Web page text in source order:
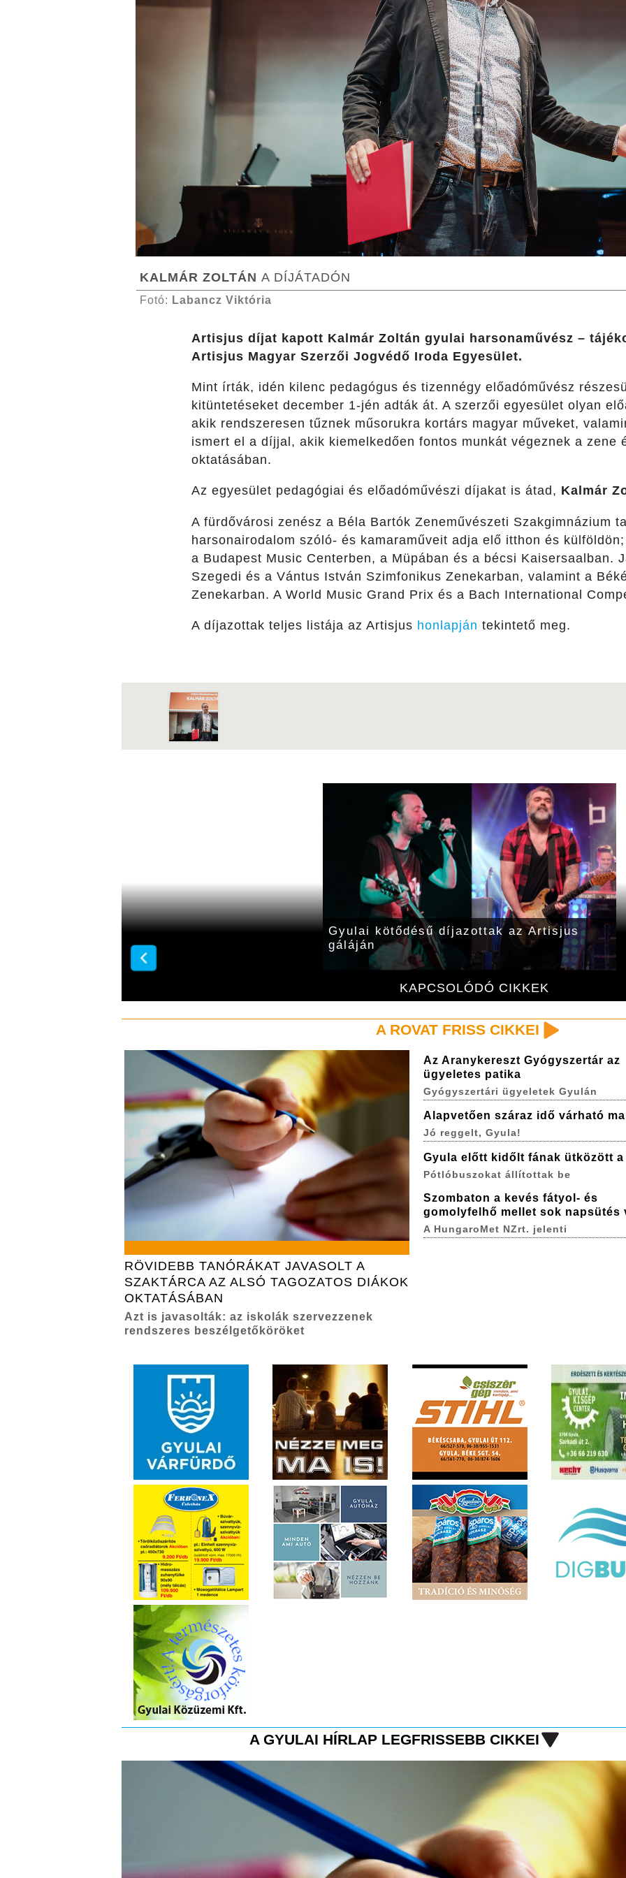
KALMÁR ZOLTÁN A DÍJÁTADÓN
Fotó: Labancz Viktória
Artisjus díjat kapott Kalmár Zoltán gyulai harsonaművész –
Artisjus Magyar Szerzői Jogvédő Iroda Egyesület.
Mint írták, idén kilenc pedagógus és tizennégy előadóművész
kitüntetéseket december 1-jén adták át. A szerzői egyesület olyan
akik rendszeresen tűznek műsorukra kortárs magyar műveket,
ismert el a díjjal, akik kiemelkedően fontos munkát végeznek a zene
oktatásában.
Az egyesület pedagógiai és előadóművészi díjakat is átad, Kalmár
A fürdővárosi zenész a Béla Bartók Zeneművészeti Szakgimnázium
harsonairodalom szóló- és kamaraműveit adja elő itthon és
a Budapest Music Centerben, a Müpában és a bécsi Kaisersaalban.
Szegedi és a Vántus István Szimfonikus Zenekarban, valamint a
Zenekarban. A World Music Grand Prix és a Bach International
A díjazottak teljes listája az Artisjus honlapján tekintető meg.
KAPCSOLÓDÓ CIKKEK
Gyulai kötődésű díjazottak az Artisjus
Gyulai kötődésű díjazottak az Artisjus
gáláján
A ROVAT FRISS CIKKEI
RÖVIDEBB TANÓRÁKAT JAVASOLT A
SZAKTÁRCA AZ ALSÓ TAGOZATOS DIÁKOK
OKTATÁSÁBAN
Azt is javasolták: az iskolák szervezzenek
rendszeres beszélgetőköröket
Az Aranykereszt Gyógyszertár az
ügyeletes patika
Gyógyszertári ügyeletek Gyulán
Alapvetően száraz idő várható ma
Jó reggelt, Gyula!
Gyula előtt kidőlt fának ütközött a
Pótlóbuszokat állítottak be
Szombaton a kevés fátyol- és
gomolyfelhő mellet sok napsütés
A HungaroMet NZrt. jelenti
A GYULAI HÍRLAP LEGFRISSEBB CIKKEI